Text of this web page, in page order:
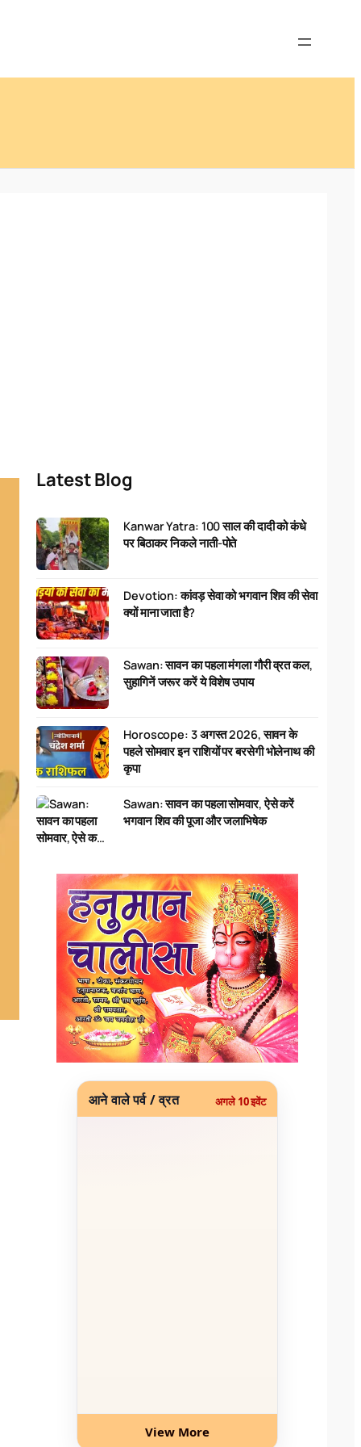
Latest Blog
Kanwar Yatra: 100 साल की दादी को कंधे
पर बिठाकर निकले नाती-पोते
Devotion: कांवड़ सेवा को भगवान शिव की सेवा
क्यों माना जाता है?
Sawan: सावन का पहला मंगला गौरी व्रत कल,
सुहागिनें जरूर करें ये विशेष उपाय
Horoscope: 3 अगस्त 2026, सावन के
पहले सोमवार इन राशियों पर बरसेगी भोलेनाथ की
कृपा
Sawan: सावन का पहला सोमवार, ऐसे करें
भगवान शिव की पूजा और जलाभिषेक
आने वाले पर्व / व्रत अगले 10 इवेंट
View More